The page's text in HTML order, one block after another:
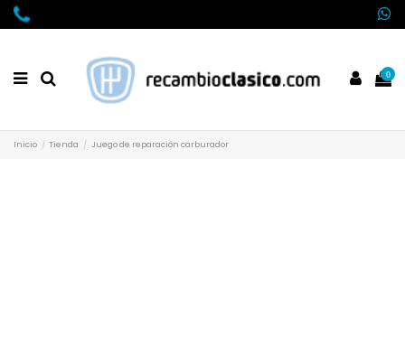
0
Inicio Tienda Juego de reparación carburador